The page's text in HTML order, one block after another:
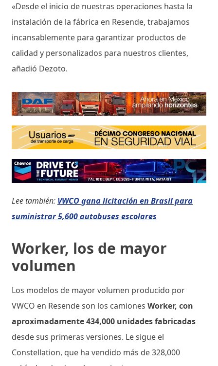
«Desde el inicio de nuestras operaciones hasta la
instalación de la fábrica en Resende, trabajamos
incansablemente para garantizar productos de
calidad y personalizados para nuestros clientes,
añadió Dezoto.
Lee también: VWCO gana licitación en Brasil para
suministrar 5,600 autobuses escolares
Worker, los de mayor
volumen
Los modelos de mayor volumen producido por
VWCO en Resende son los camiones Worker, con
aproximadamente 434,000 unidades fabricadas
desde sus primeras versiones. Le sigue el
Constellation, que ha vendido más de 328,000